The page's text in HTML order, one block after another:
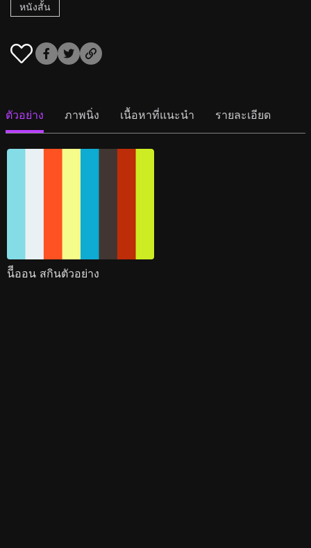
หนังสั้น
ตัวอย่าง ภาพนิ่ง เนื้อหาที่แนะนำ รายละเอียด
นีีออน สกินตัวอย่าง